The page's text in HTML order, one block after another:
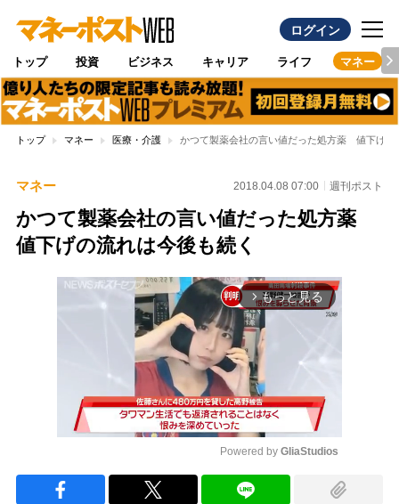
ログイン
トップ 投資 ビジネス キャリア ライフ マネー
トップ マネー 医療・介護 かつて製薬会社の言い値だった処方薬 値下げの
マネー 2018.04.08 07:00 週刊ポスト
かつて製薬会社の言い値だった処方薬
値下げの流れは今後も続く
arrow_forward_ios もっと見る
Powered by GliaStudios